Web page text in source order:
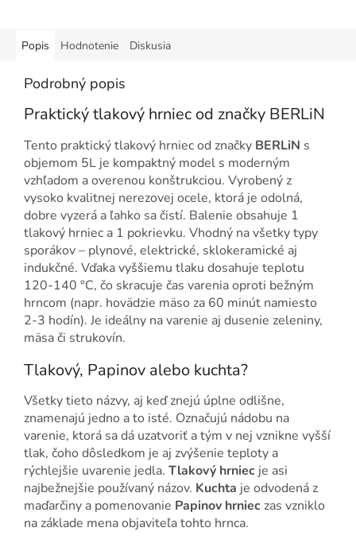
Popis Hodnotenie Diskusia
Podrobný popis
Praktický tlakový hrniec od značky BERLiN
Tento praktický tlakový hrniec od značky BERLiN s
objemom 5L je kompaktný model s moderným
vzhľadom a overenou konštrukciou. Vyrobený z
vysoko kvalitnej nerezovej ocele, ktorá je odolná,
dobre vyzerá a ľahko sa čistí. Balenie obsahuje 1
tlakový hrniec a 1 pokrievku. Vhodný na všetky typy
sporákov – plynové, elektrické, sklokeramické aj
indukčné. Vďaka vyššiemu tlaku dosahuje teplotu
120-140 °C, čo skracuje čas varenia oproti bežným
hrncom (napr. hovädzie mäso za 60 minút namiesto
2-3 hodín). Je ideálny na varenie aj dusenie zeleniny,
mäsa či strukovín.
Tlakový, Papinov alebo kuchta?
Všetky tieto názvy, aj keď znejú úplne odlišne,
znamenajú jedno a to isté. Označujú nádobu na
varenie, ktorá sa dá uzatvoriť a tým v nej vznikne vyšší
tlak, čoho dôsledkom je aj zvýšenie teploty a
rýchlejšie uvarenie jedla. Tlakový hrniec je asi
najbežnejšie používaný názov. Kuchta je odvodená z
maďarčiny a pomenovanie Papinov hrniec zas vzniklo
na základe mena objaviteľa tohto hrnca.